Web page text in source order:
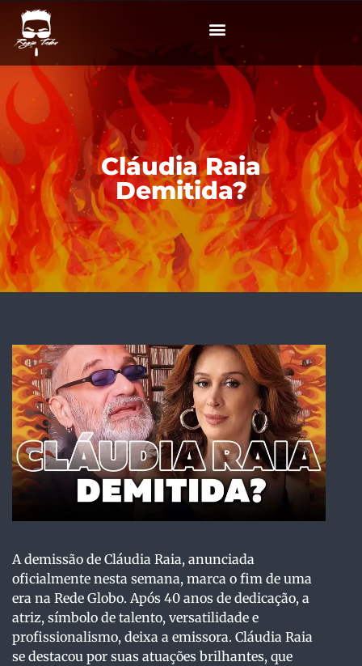
Cláudia Raia
Demitida?
A demissão de Cláudia Raia, anunciada
oficialmente nesta semana, marca o fim de uma
era na Rede Globo. Após 40 anos de dedicação, a
atriz, símbolo de talento, versatilidade e
profissionalismo, deixa a emissora. Cláudia Raia
se destacou por suas atuações brilhantes, que